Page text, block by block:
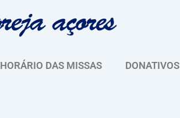
HORÁRIO DAS MISSAS DONATIVOS